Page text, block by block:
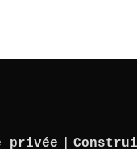
privée